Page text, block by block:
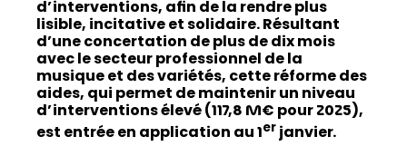
d’interventions, afin de la rendre plus
lisible, incitative et solidaire. Résultant
d’une concertation de plus de dix mois
avec le secteur professionnel de la
musique et des variétés, cette réforme des
aides, qui permet de maintenir un niveau
d’interventions élevé (117,8 M€ pour 2025),
est entrée en application au 1er janvier.